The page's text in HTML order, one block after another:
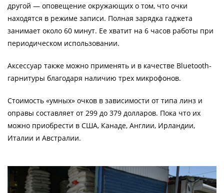
другой — оповещение окружающих о том, что очки
находятся в режиме записи. Полная зарядка гаджета
занимает около 60 минут. Ее хватит на 6 часов работы при
периодическом использовании.
Аксессуар также можно применять и в качестве Bluetooth-
гарнитуры благодаря наличию трех микрофонов.
Стоимость «умных» очков в зависимости от типа линз и
оправы составляет от 299 до 379 долларов. Пока что их
можно приобрести в США, Канаде, Англии, Ирландии,
Италии и Австралии.